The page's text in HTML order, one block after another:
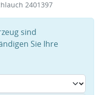
2401397
sind
Sie Ihre